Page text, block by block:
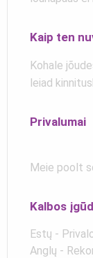
Kaip ten
Kohale
leiad
Privalumai
Meie poolt
Kalbos
Estų -
Anglų -